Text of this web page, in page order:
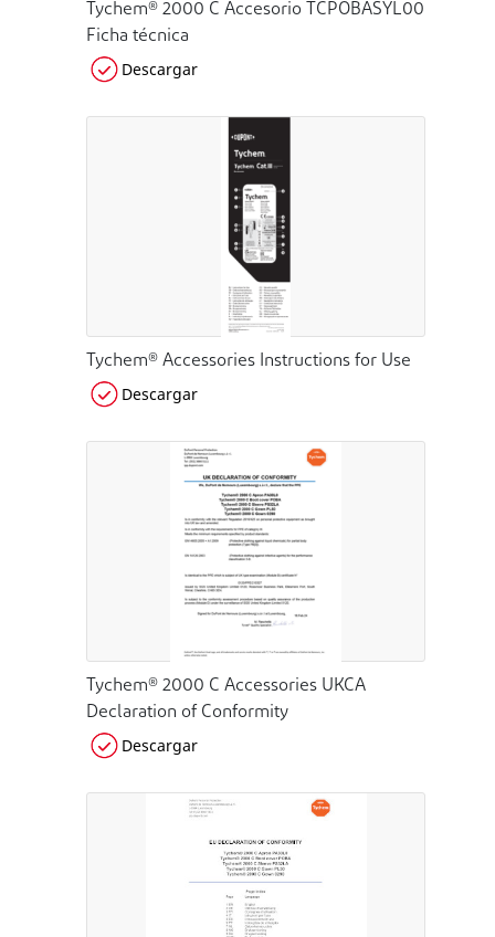
Tychem® 2000 C Accesorio TCPOBASYL00
Ficha técnica
Descargar
Tychem® Accessories Instructions for Use
Descargar
Tychem® 2000 C Accessories UKCA
Declaration of Conformity
Descargar